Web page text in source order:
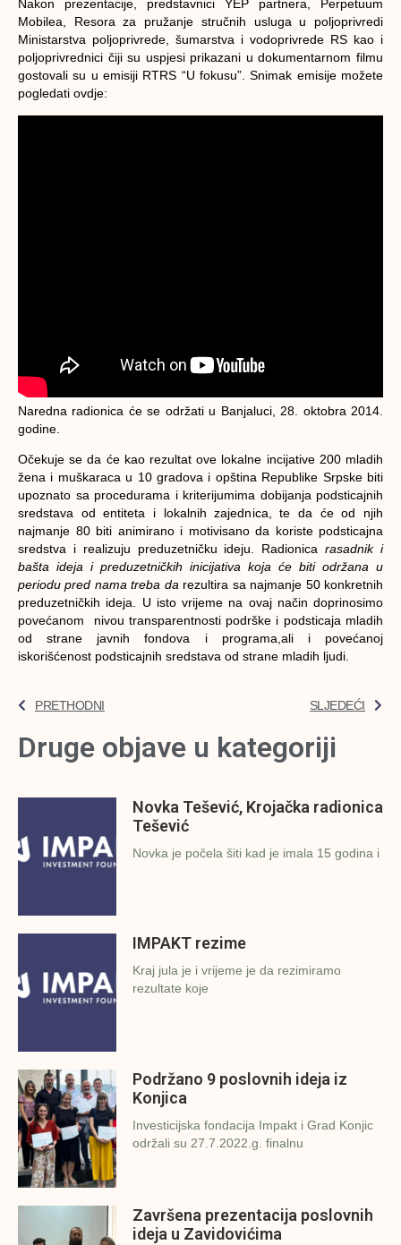
Nakon prezentacije, predstavnici YEP partnera, Perpetuum
Mobilea, Resora za pružanje stručnih usluga u poljoprivredi
Ministarstva poljoprivrede, šumarstva i vodoprivrede RS kao i
poljoprivrednici čiji su uspjesi prikazani u dokumentarnom filmu
gostovali su u emisiji RTRS “U fokusu”. Snimak emisije možete
pogledati ovdje:
Naredna radionica će se održati u Banjaluci, 28. oktobra 2014.
godine.
Očekuje se da će kao rezultat ove lokalne incijative 200 mladih
žena i muškaraca u 10 gradova i opština Republike Srpske biti
upoznato sa procedurama i kriterijumima dobijanja podsticajnih
sredstava od entiteta i lokalnih zajednica, te da će od njih
najmanje 80 biti animirano i motivisano da koriste podsticajna
sredstva i realizuju preduzetničku ideju. Radionicarasadnik i
bašta ideja i preduzetničkih inicijativa koja će biti održana u
periodu pred nama treba da rezultira sa najmanje 50 konkretnih
preduzetničkih ideja. U isto vrijeme na ovaj način doprinosimo
povećanom nivou transparentnosti podrške i podsticaja mladih
od strane javnih fondova i programa,ali i povećanoj
iskorišćenost podsticajnih sredstava od strane mladih ljudi.
PRETHODNI SLJEDEĆI
Druge objave u kategoriji
Novka Tešević, Krojačka radionica
Tešević
Novka je počela šiti kad je imala 15 godina i
IMPAKT rezime
Kraj jula je i vrijeme je da rezimiramo
rezultate koje
Podržano 9 poslovnih ideja iz
Konjica
Investicijska fondacija Impakt i Grad Konjic
održali su 27.7.2022.g. finalnu
Završena prezentacija poslovnih
ideja u Zavidovićima